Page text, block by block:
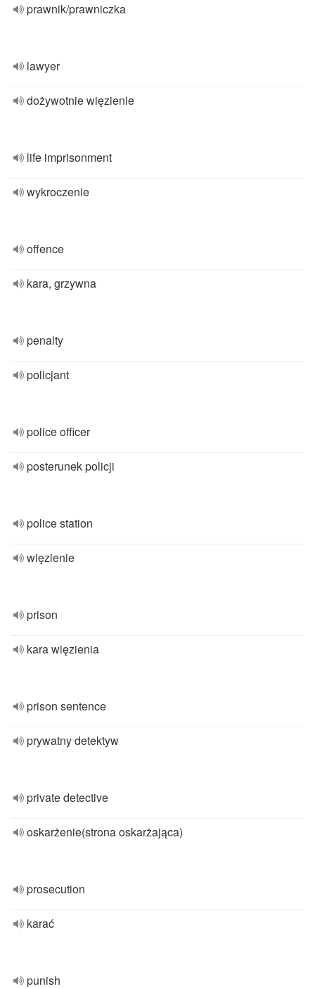
prawnik/prawniczka
lawyer
dożywotnie więzienie
life imprisonment
wykroczenie
offence
kara, grzywna
penalty
policjant
police officer
posterunek policji
police station
więzienie
prison
kara więzienia
prison sentence
prywatny detektyw
private detective
oskarżenie(strona oskarżająca)
prosecution
karać
punish